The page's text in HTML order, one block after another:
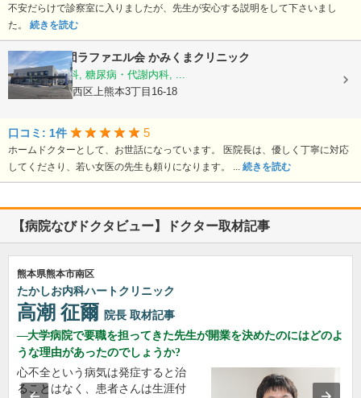
不安だらけで診察室に入りましたが、先生が安心する説明をして下さいまし
た。 続きを読む
医療法人社団ラファエル会 かみくまクリニック
整形外科, 内科, 糖尿病・代謝内科, ...
熊本県熊本市西区上熊本3丁目16-18
口コミ: 1件 5
ホームドクターとして、お世話になっています。 医院長は、優しく丁寧に対応
してくださり、若い女医の先生も頼りになります。 ... 続きを読む
【病院なびドクタビュー】ドクター取材記事
熊本県熊本市南区
たかしお内科ハートクリニック
高潮 征爾 院長 取材記事
大学病院で要職を担ってきた先生が開業を決めたのにはどのよ
うな理由があったのでしょうか?
心不全という病気は発症すると治
ることはなく、患者さんは生涯付